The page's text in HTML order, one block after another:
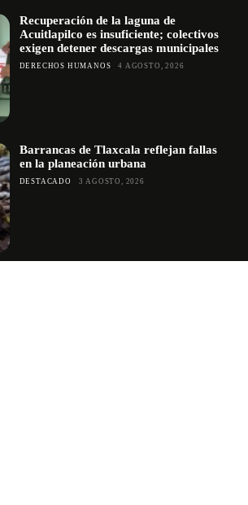
Recuperación de la laguna de
Acuitlapilco es insuficiente; colectivos
exigen detener descargas municipales
DERECHOS HUMANOS 4 AGOSTO, 2026
Barrancas de Tlaxcala reflejan fallas
en la planeación urbana
DESTACADO 3 AGOSTO, 2026